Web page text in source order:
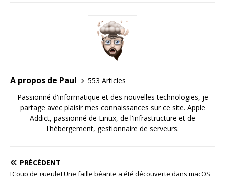
A propos de Paul
553 Articles
Passionné d'informatique et des nouvelles technologies, je
partage avec plaisir mes connaissances sur ce site. Apple
Addict, passionné de Linux, de l'infrastructure et de
l'hébergement, gestionnaire de serveurs.
PRÉCÉDENT
[Coup de gueule] Une faille béante a été découverte dans macOS